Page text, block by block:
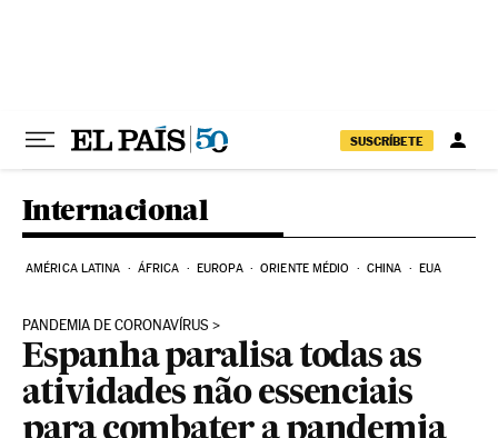
SUSCRÍBETE
Internacional
AMÉRICA LATINA ÁFRICA EUROPA ORIENTE MÉDIO CHINA EUA
PANDEMIA DE CORONAVÍRUS
Espanha paralisa todas as
atividades não essenciais
para combater a pandemia